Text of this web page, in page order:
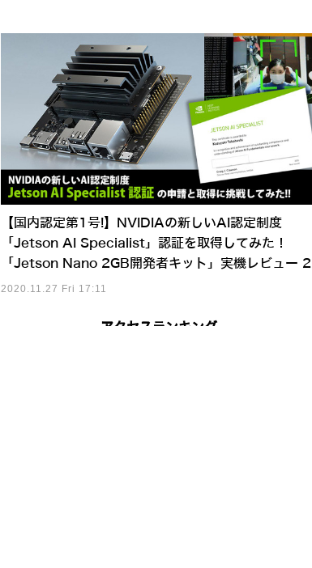
【国内認定第1号!】NVIDIAの新しいAI認定制度
「Jetson AI Specialist」認証を取得してみた！
「Jetson Nano 2GB開発者キット」実機レビュー 2
2020.11.27 Fri 17:11
アクセスランキング